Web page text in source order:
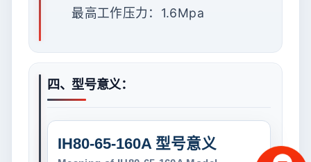
最高工作压力：1.6Mpa
四、型号意义：
IH80-65-160A 型号意义